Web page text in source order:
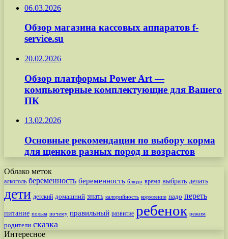
06.03.2026
Обзор магазина кассовых аппаратов f-
service.su
20.02.2026
Обзор платформы Power Art —
компьютерные комплектующие для Вашего
ПК
13.02.2026
Основные рекомендации по выбору корма
для щенков разных пород и возрастов
Облако меток
алкоголь беременность беременность блюдо время выбрать делать
дети детский домашний знать калорийность кормление надо переть
питание польза почему правильный развитие ребенок режим
родители сказка
Интересное